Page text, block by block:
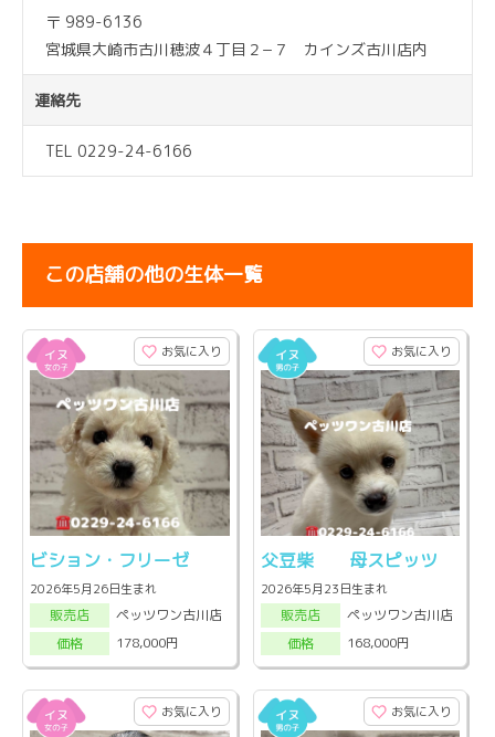
〒 989-6136
宮城県大崎市古川穂波４丁目２−７ カインズ古川店内
連絡先
TEL 0229-24-6166
この店舗の他の生体一覧
お気に入り
ビション・フリーゼ
2026年5月26日生まれ
販売店
ペッツワン古川店
価格
178,000円
お気に入り
父豆柴 母スピッツ
2026年5月23日生まれ
販売店
ペッツワン古川店
価格
168,000円
お気に入り お気に入り